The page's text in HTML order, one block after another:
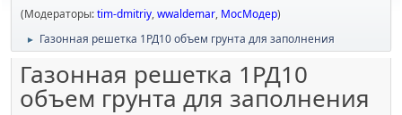
(Модераторы:tim-dmitriy,wwaldemar, МосМодер)
► Газонная решетка 1РД10 объем грунта для заполнения
Газонная решетка 1РД10
объем грунта для заполнения